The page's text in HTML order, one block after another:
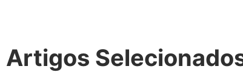
Artigos